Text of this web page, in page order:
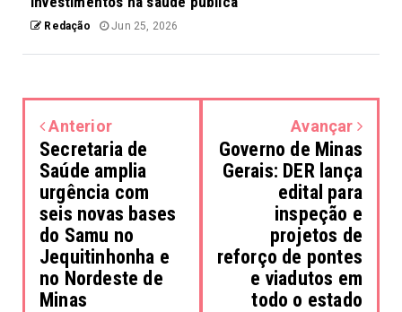
Redação Jun 25, 2026
Anterior
Secretaria de
Saúde amplia
urgência com
seis novas bases
do Samu no
Jequitinhonha e
no Nordeste de
Minas
Avançar
Governo de Minas
Gerais: DER lança
edital para
inspeção e
projetos de
reforço de pontes
e viadutos em
todo o estado